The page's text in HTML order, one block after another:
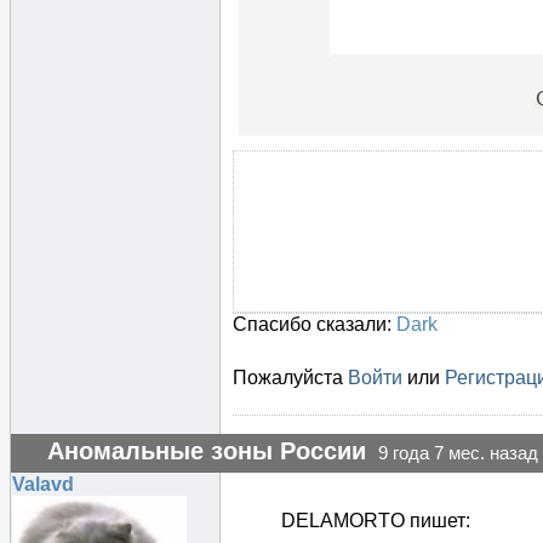
Спасибо сказали: Dark
Пожалуйста Войти или
Аномальные зоны России 9 года 7 мес. назад
Valavd
DELAMORTO пишет: